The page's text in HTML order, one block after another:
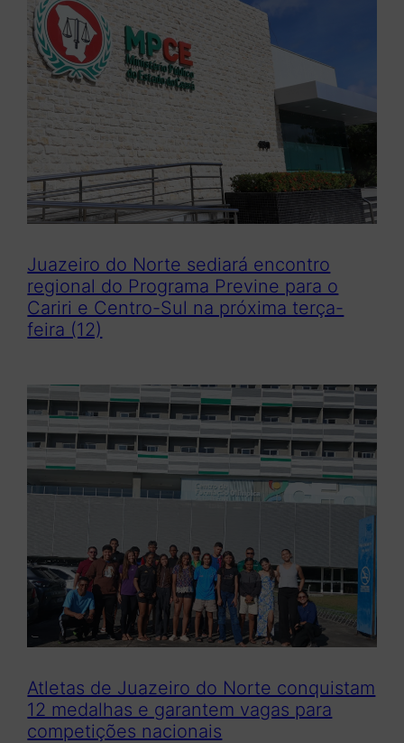
Juazeiro do Norte sediará encontro
regional do Programa Previne para o
Cariri e Centro-Sul na próxima terça-
feira (12)
Atletas de Juazeiro do Norte conquistam
12 medalhas e garantem vagas para
competições nacionais